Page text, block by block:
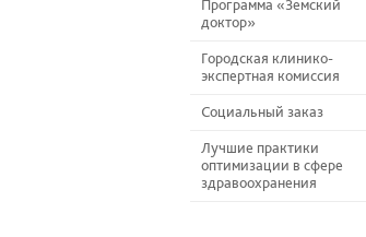
Программа «Земский
доктор»
Городская клинико-
экспертная комиссия
Социальный заказ
Лучшие практики
оптимизации в сфере
здравоохранения